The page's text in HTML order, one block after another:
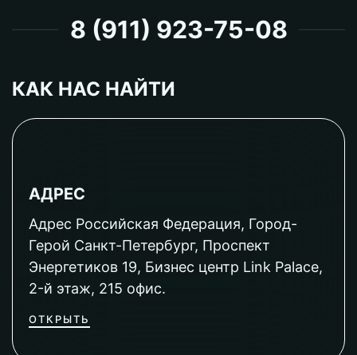
8 (911) 923-75-08
КАК НАС НАЙТИ
АДРЕС
Адрес Российская Федерация, Город-
Герой Санкт-Петербург, Проспект
Энергетиков 19, Бизнес центр Link Palace,
2-й этаж, 215 офис.
ОТКРЫТЬ